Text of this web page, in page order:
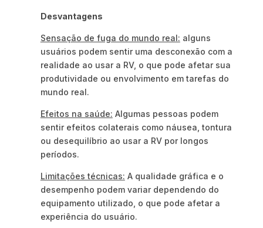
Desvantagens
Sensação de fuga do mundo real: alguns
usuários podem sentir uma desconexão com a
realidade ao usar a RV, o que pode afetar sua
produtividade ou envolvimento em tarefas do
mundo real.
Efeitos na saúde: Algumas pessoas podem
sentir efeitos colaterais como náusea, tontura
ou desequilíbrio ao usar a RV por longos
períodos.
Limitações técnicas: A qualidade gráfica e o
desempenho podem variar dependendo do
equipamento utilizado, o que pode afetar a
experiência do usuário.